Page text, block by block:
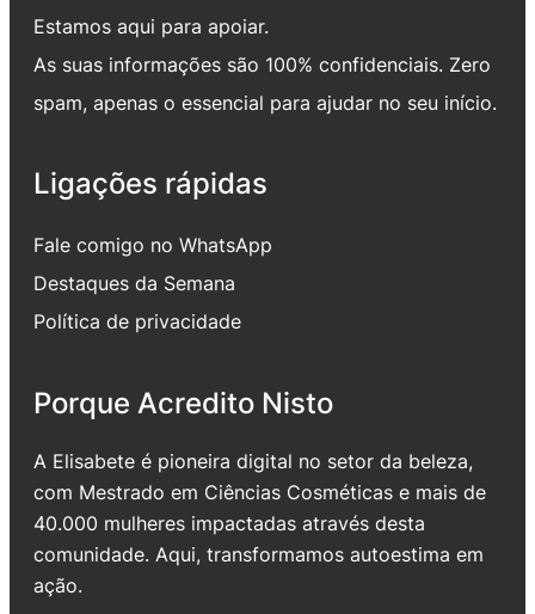
Estamos aqui para apoiar.
As suas informações são 100% confidenciais. Zero
spam, apenas o essencial para ajudar no seu início.
Ligações rápidas
Fale comigo no WhatsApp
Destaques da Semana
Política de privacidade
Porque Acredito Nisto
A Elisabete é pioneira digital no setor da beleza,
com Mestrado em Ciências Cosméticas e mais de
40.000 mulheres impactadas através desta
comunidade. Aqui, transformamos autoestima em
ação.